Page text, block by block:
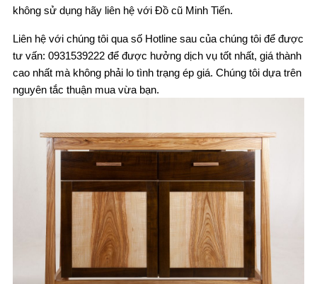
không sử dụng hãy liên hệ với Đồ cũ Minh Tiến.
Liên hệ với chúng tôi qua số Hotline sau của chúng tôi để được
tư vấn: 0931539222 để được hưởng dịch vụ tốt nhất, giá thành
cao nhất mà không phải lo tình trạng ép giá. Chúng tôi dựa trên
nguyên tắc thuận mua vừa bạn.